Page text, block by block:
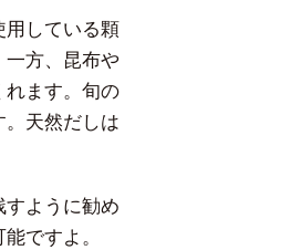
用している顆
一方、昆布や
れます。旬の
天然だしは
ように勧め
ですよ。